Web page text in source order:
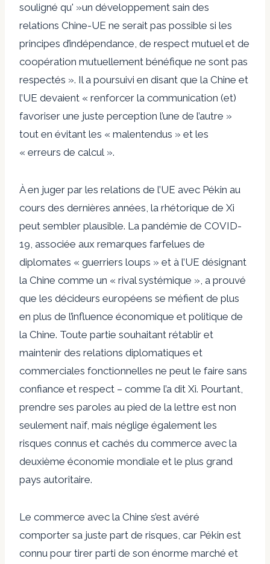
souligné qu' »un développement sain des
relations Chine-UE ne serait pas possible si les
principes d’indépendance, de respect mutuel et de
coopération mutuellement bénéfique ne sont pas
respectés ». Il a poursuivi en disant que la Chine et
l’UE devaient « renforcer la communication (et)
favoriser une juste perception l’une de l’autre »
tout en évitant les « malentendus » et les
« erreurs de calcul ».
À en juger par les relations de l’UE avec Pékin au
cours des dernières années, la rhétorique de Xi
peut sembler plausible. La pandémie de COVID-
19, associée aux remarques farfelues de
diplomates « guerriers loups » et à l’UE désignant
la Chine comme un « rival systémique », a prouvé
que les décideurs européens se méfient de plus
en plus de l’influence économique et politique de
la Chine. Toute partie souhaitant rétablir et
maintenir des relations diplomatiques et
commerciales fonctionnelles ne peut le faire sans
confiance et respect – comme l’a dit Xi. Pourtant,
prendre ses paroles au pied de la lettre est non
seulement naïf, mais néglige également les
risques connus et cachés du commerce avec la
deuxième économie mondiale et le plus grand
pays autoritaire.
Le commerce avec la Chine s’est avéré
comporter sa juste part de risques, car Pékin est
connu pour tirer parti de son énorme marché et